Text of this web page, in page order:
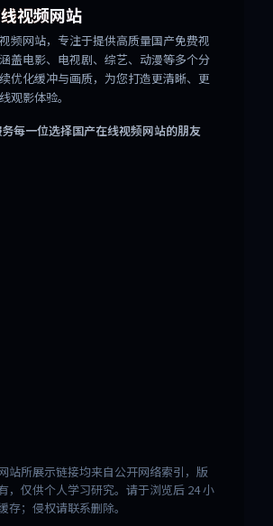
视频网站
频网站，专注于提供高质量国产免费视
盖电影、电视剧、综艺、动漫等多个分
优化缓冲与画质，为您打造更清晰、更
观影体验。
每一位选择国产在线视频网站的朋友
站所展示链接均来自公开网络索引，版
，仅供个人学习研究。请于浏览后 24 小
存；侵权请联系删除。